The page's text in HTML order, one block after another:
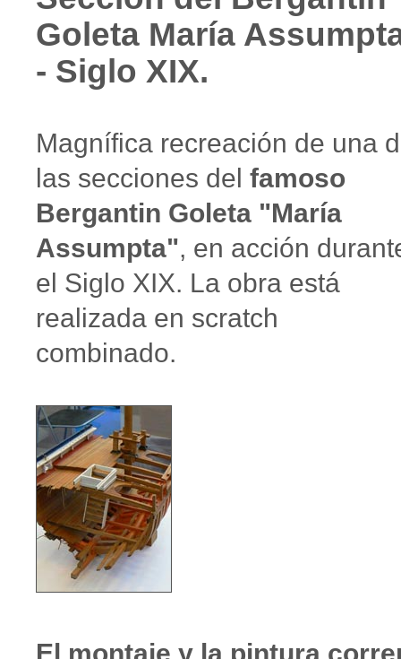
Goleta María
- Siglo XIX.
Magnífica recreación de una
las secciones del famoso
Bergantin Goleta "María
Assumpta", en acción
el Siglo XIX. La obra está
realizada en scratch
combinado.
El montaje y la pintura